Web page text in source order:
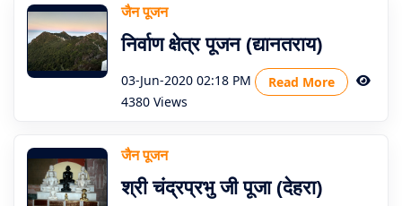
जैन पूजन
निर्वाण क्षेत्र पूजन (द्यानतराय)
03-Jun-2020 02:18 PM
Read More
4380 Views
जैन पूजन
श्री चंद्रप्रभु जी पूजा (देहरा)